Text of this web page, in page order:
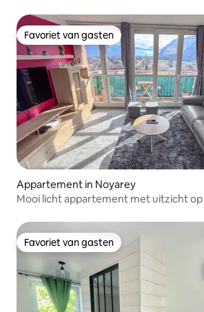
Favoriet van gasten
Favoriet van gasten
Appartement in Noyarey
Mooi licht appartement met uitzicht
Favoriet van gasten
Favoriet van gasten